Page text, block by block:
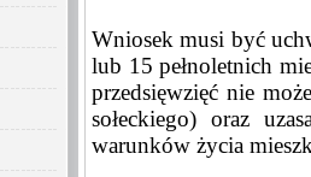
Wniosek musi być
lub 15 pełnoletnich
przedsięwzięć nie
sołeckiego) oraz
warunków życia